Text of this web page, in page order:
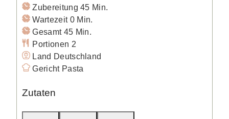
Zubereitung45Minuten
Min.
Wartezeit 0Minuten
Min.
Gesamt 45Minuten
Min.
Portionen 2
Land Deutschland
Gericht Pasta
Zutaten